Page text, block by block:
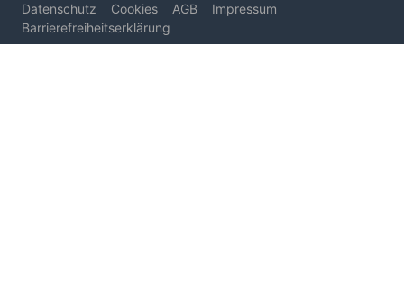
Datenschutz Cookies AGB
Impressum
Barrierefreiheitserklärung